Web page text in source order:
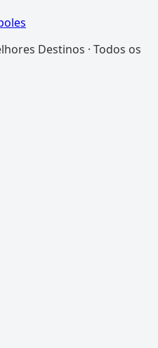
Destinos · Todos os